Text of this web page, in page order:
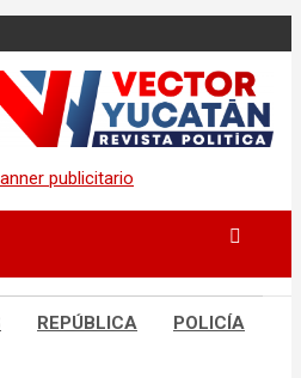
Yucatán
REPÚBLICA POLICÍA